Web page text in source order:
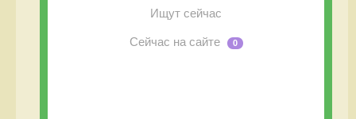
Ищут сейчас
Сейчас на сайте 0